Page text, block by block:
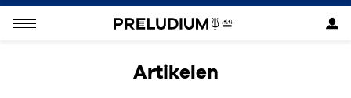
Artikelen